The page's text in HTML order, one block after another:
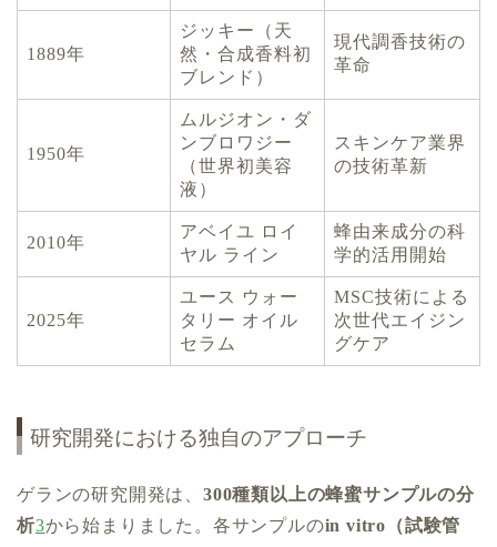
1889年
ジッキー（天
然・合成香料初
ブレンド）
現代調香技術の
革命
1950年
ムルジオン・ダ
ンブロワジー
（世界初美容
液）
スキンケア業界
の技術革新
2010年
アベイユ ロイ
ヤル ライン
蜂由来成分の科
学的活用開始
2025年
ユース ウォー
タリー オイル
セラム
MSC技術による
次世代エイジン
グケア
研究開発における独自のアプローチ
ゲランの研究開発は、 300種類以上の蜂蜜サンプルの分
析3から始まりました。各サンプルのin vitro（試験管